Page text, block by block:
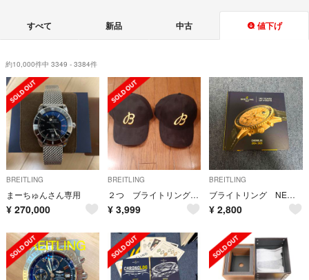
すべて 新品 中古 値下げ
約10,000件中 3349 - 3384件
BREITLING
まーちゅんさん専用
¥ 270,000
BREITLING
２つ ブライトリング キャップ 帽子 ペア
¥ 3,999
BREITLING
ブライトリング NEWカタログ 新品未使用 時計 モデル 限定価格 レア物 希少
¥ 2,800